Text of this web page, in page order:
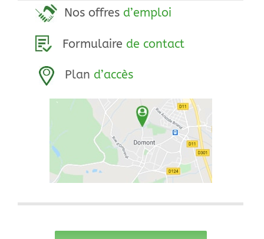
Nos offres d’emploi
Formulaire de contact
Plan d’accès